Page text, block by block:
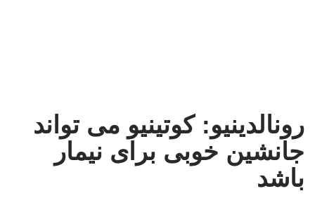
رونالدینیو: کوتینیو می تواند
جانشین خوبی برای نیمار
باشد